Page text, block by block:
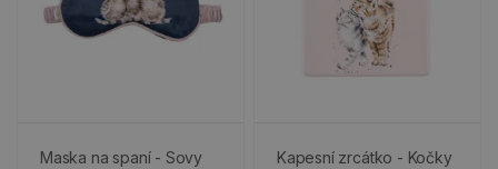
Maska na spaní - Sovy Kapesní zrcátko - Kočky